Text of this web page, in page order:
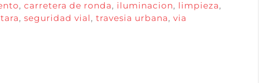
, carretera de ronda, iluminacion, limpieza,
, seguridad vial , travesia urbana, via